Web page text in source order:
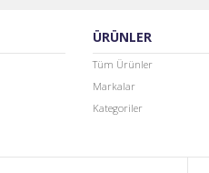
ÜRÜNLER
Tüm Ürünler
Markalar
Kategoriler